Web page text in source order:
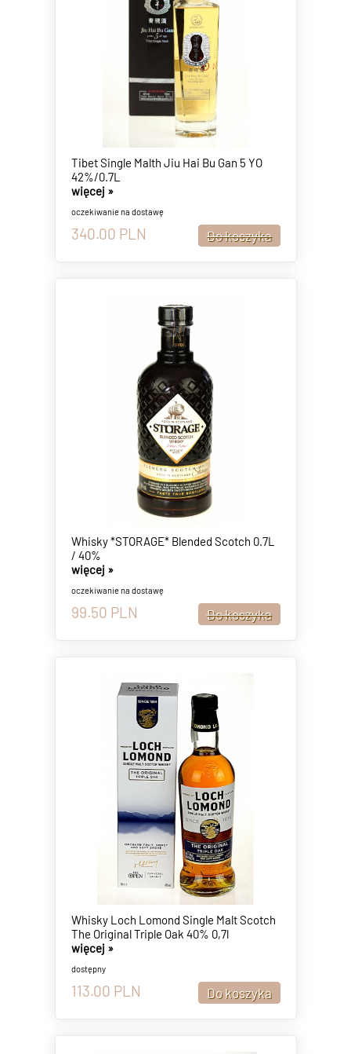
Tibet Single Malth Jiu Hai Bu Gan 5 YO
42%/0.7L
więcej »
oczekiwanie na dostawę
340.00 PLN
Whisky *STORAGE* Blended Scotch 0.7L
/ 40%
więcej »
oczekiwanie na dostawę
99.50 PLN
Whisky Loch Lomond Single Malt Scotch
The Original Triple Oak 40% 0,7l
więcej »
dostępny
113.00 PLN